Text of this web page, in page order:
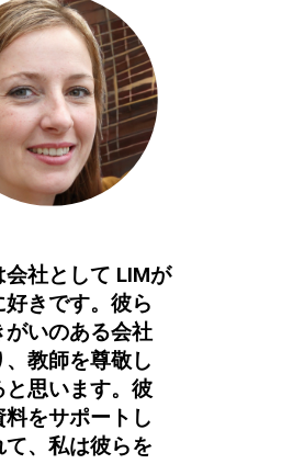
会社として LIMが
好きです。彼ら
がいのある会社
、教師を尊敬し
と思います。彼
料をサポートし
て、私は彼らを